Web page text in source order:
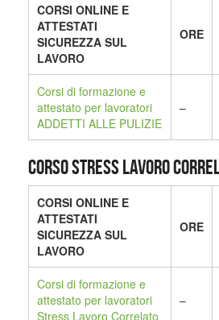
CORSI ONLINE E
ATTESTATI
SICUREZZA SUL
LAVORO
ORE
Corsi di formazione e
attestato per lavoratori
ADDETTI ALLE PULIZIE
–
CORSO STRESS LAVORO
CORSI ONLINE E
ATTESTATI
SICUREZZA SUL
LAVORO
ORE
Corsi di formazione e
attestato per lavoratori
Stress Lavoro Correlato
–